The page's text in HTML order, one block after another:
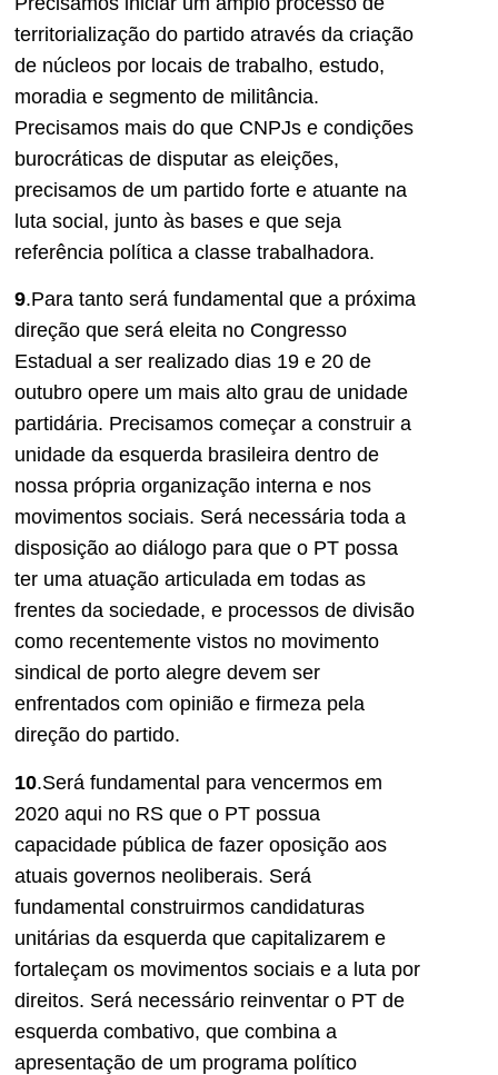
territorialização do partido através da criação
de núcleos por locais de trabalho, estudo,
moradia e segmento de militância.
Precisamos mais do que CNPJs e condições
burocráticas de disputar as eleições,
precisamos de um partido forte e atuante na
luta social, junto às bases e que seja
referência política a classe trabalhadora.
9.Para tanto será fundamental que a próxima
direção que será eleita no Congresso
Estadual a ser realizado dias 19 e 20 de
outubro opere um mais alto grau de unidade
partidária. Precisamos começar a construir a
unidade da esquerda brasileira dentro de
nossa própria organização interna e nos
movimentos sociais. Será necessária toda a
disposição ao diálogo para que o PT possa
ter uma atuação articulada em todas as
frentes da sociedade, e processos de divisão
como recentemente vistos no movimento
sindical de porto alegre devem ser
enfrentados com opinião e firmeza pela
direção do partido.
10.Será fundamental para vencermos em
2020 aqui no RS que o PT possua
capacidade pública de fazer oposição aos
atuais governos neoliberais. Será
fundamental construirmos candidaturas
unitárias da esquerda que capitalizarem e
fortaleçam os movimentos sociais e a luta por
direitos. Será necessário reinventar o PT de
esquerda combativo, que combina a
apresentação de um programa político